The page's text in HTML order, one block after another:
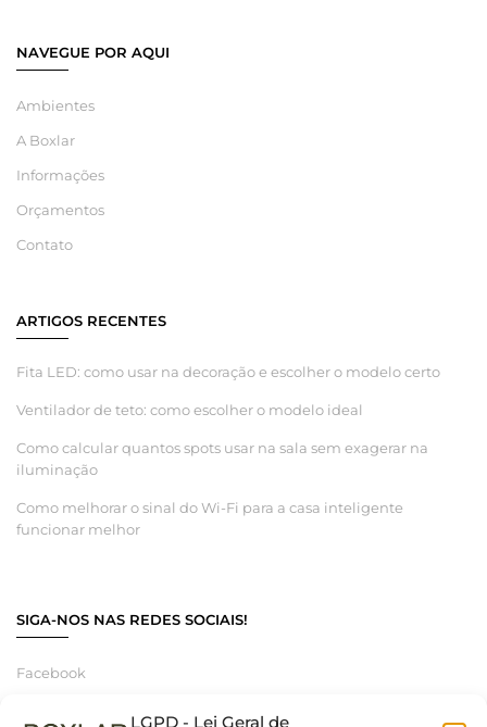
LGPD - Lei Geral de
NAVEGUE POR AQUI
Ambientes
A Boxlar
Informações
Orçamentos
Contato
ARTIGOS RECENTES
Fita LED: como usar na decoração e escolher o modelo certo
Ventilador de teto: como escolher o modelo ideal
Como calcular quantos spots usar na sala sem exagerar na
iluminação
Como melhorar o sinal do Wi-Fi para a casa inteligente
funcionar melhor
SIGA-NOS NAS REDES SOCIAIS!
Facebook